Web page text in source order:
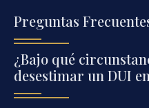
Preguntas
¿Bajo qué
desestimar un DUI